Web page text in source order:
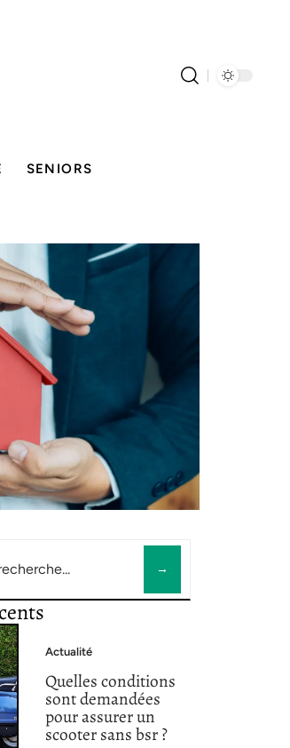
SENIORS
Actualité
Quelles conditions
sont demandées
pour assurer un
scooter sans bsr ?